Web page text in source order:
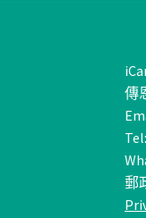
傳
郵